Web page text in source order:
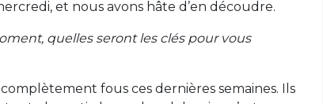
et nous avons hâte d’en découdre.
quelles seront les clés pour vous
fous ces dernières semaines. Ils